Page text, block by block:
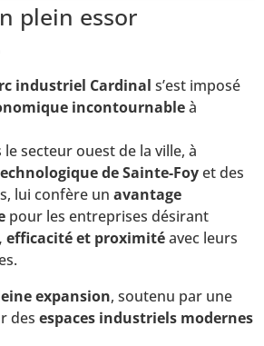
plein essor
industriel Cardinal s’est imposé
incontournableà
secteur ouest de la ville, à
de Sainte-Foyet des
lui confère un avantage
pour les entreprises désirant
efficacité et proximitéavec leurs
expansion, soutenu par une
des espaces industriels modernes